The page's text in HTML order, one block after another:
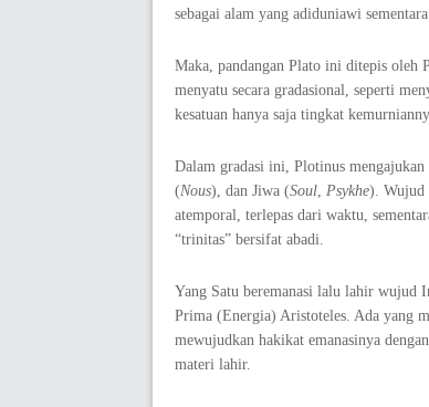
sebagai alam yang adiduniawi
Maka, pandangan Plato ini ditepis oleh
menyatu secara gradasional, seperti
kesatuan hanya saja tingkat
Dalam gradasi ini, Plotinus
(Nous), dan Jiwa (Soul, Psykhe). Wujud
atemporal, terlepas dari waktu,
“trinitas” bersifat abadi.
Yang Satu beremanasi lalu lahir wujud
Prima (Energia) Aristoteles. Ada yang
mewujudkan hakikat emanasinya
materi lahir.